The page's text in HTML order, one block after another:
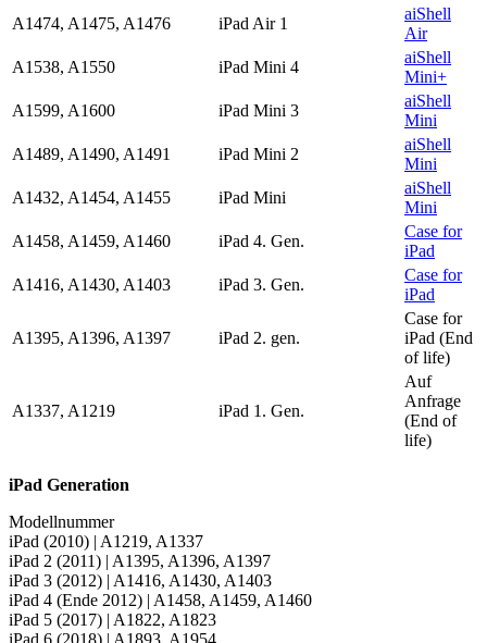
A1474, A1475, A1476
iPad Air 1
aiShell
Air
A1538, A1550
iPad Mini 4
aiShell
Mini+
A1599, A1600
iPad Mini 3
aiShell
Mini
A1489, A1490, A1491
iPad Mini 2
aiShell
Mini
A1432, A1454, A1455
iPad Mini
aiShell
Mini
A1458, A1459, A1460
iPad 4. Gen.
Case for
iPad
A1416, A1430, A1403
iPad 3. Gen.
Case for
iPad
A1395, A1396, A1397 iPad 2. gen.
Case for
iPad (End
of life)
A1337, A1219 iPad 1. Gen.
Auf
Anfrage
(End of
life)
iPad Generation
Modellnummer
iPad (2010) | A1219, A1337
iPad 2 (2011) | A1395, A1396, A1397
iPad 3 (2012) | A1416, A1430, A1403
iPad 4 (Ende 2012) | A1458, A1459, A1460
iPad 5 (2017) | A1822, A1823
iPad 6 (2018) | A1893, A1954